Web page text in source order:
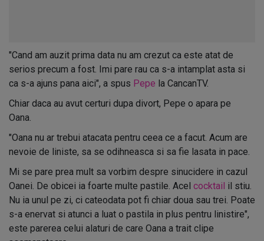
"Cand am auzit prima data nu am crezut ca este atat de
serios precum a fost. Imi pare rau ca s-a intamplat asta si
ca s-a ajuns pana aici", a spus Pepe la CancanTV.
Chiar daca au avut certuri dupa divort, Pepe o apara pe
Oana.
"Oana nu ar trebui atacata pentru ceea ce a facut. Acum are
nevoie de liniste, sa se odihneasca si sa fie lasata in pace.
Mi se pare prea mult sa vorbim despre sinucidere in cazul
Oanei. De obicei ia foarte multe pastile. Acel cocktail il stiu.
Nu ia unul pe zi, ci cateodata pot fi chiar doua sau trei. Poate
s-a enervat si atunci a luat o pastila in plus pentru linistire",
este parerea celui alaturi de care Oana a trait clipe